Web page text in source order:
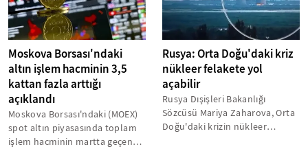
Moskova Borsası'ndaki
altın işlem hacminin 3,5
kattan fazla arttığı
açıklandı
Moskova Borsası'ndaki (MOEX)
spot altın piyasasında toplam
işlem hacminin martta geçen
Rusya: Orta Doğu'daki kriz
nükleer felakete yol
açabilir
Rusya Dışişleri Bakanlığı
Sözcüsü Mariya Zaharova, Orta
Doğu'daki krizin nükleer